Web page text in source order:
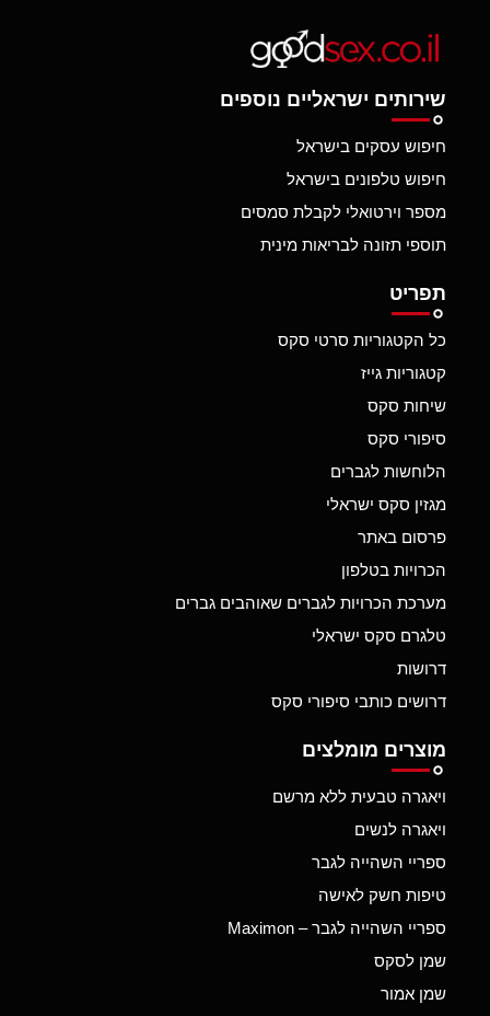
שירותים ישראליים נוספים
חיפוש עסקים בישראל
חיפוש טלפונים בישראל
מספר וירטואלי לקבלת סמסים
תוספי תזונה לבריאות מינית
תפריט
כל הקטגוריות סרטי סקס
קטגוריות גייז
שיחות סקס
סיפורי סקס
הלוחשות לגברים
מגזין סקס ישראלי
פרסום באתר
הכרויות בטלפון
מערכת הכרויות לגברים שאוהבים גברים
טלגרם סקס ישראלי
דרושות
דרושים כותבי סיפורי סקס
מוצרים מומלצים
ויאגרה טבעית ללא מרשם
ויאגרה לנשים
ספריי השהייה לגבר
טיפות חשק לאישה
ספריי השהייה לגבר – Maximon
שמן לסקס
שמן אמור